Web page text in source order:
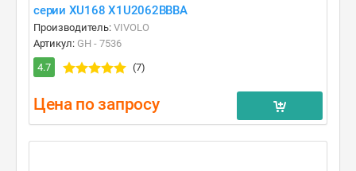
серии XU168 X1U2062BBBA
Производитель: VIVOLO
Артикул: GH - 7536
4.7
(7)
Цена по запросу